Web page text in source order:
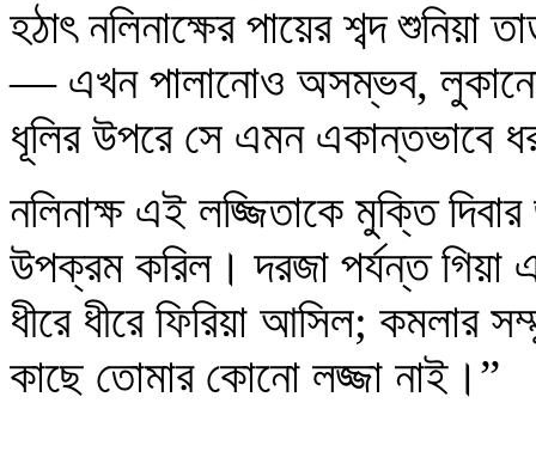
হঠাৎ নলিনাক্ষের পায়ের শব্দ শুনিয়া
— এখন পালানোও অসম্ভব,
ধূলির উপরে সে এমন একান্তভাবে
নলিনাক্ষ এই লজ্জিতাকে মুক্তি
উপক্রম করিল। দরজা পর্যন্ত গিয়া
ধীরে ধীরে ফিরিয়া আসিল; কমলার
কাছে তোমার কোনো লজ্জা নাই।”